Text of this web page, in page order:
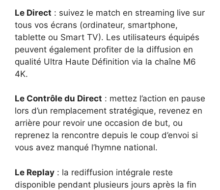
Le Direct : suivez le match en streaming live sur
tous vos écrans (ordinateur, smartphone,
tablette ou Smart TV). Les utilisateurs équipés
peuvent également profiter de la diffusion en
qualité Ultra Haute Définition via la chaîne M6
4K.
Le Contrôle du Direct : mettez l’action en pause
lors d’un remplacement stratégique, revenez en
arrière pour revoir une occasion de but, ou
reprenez la rencontre depuis le coup d’envoi si
vous avez manqué l’hymne national.
Le Replay : la rediffusion intégrale reste
disponible pendant plusieurs jours après la fin